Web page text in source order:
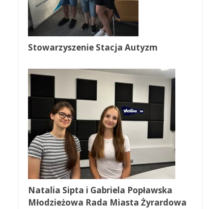
Stowarzyszenie Stacja Autyzm
Natalia Sipta i Gabriela Popławska
Młodzieżowa Rada Miasta Żyrardowa